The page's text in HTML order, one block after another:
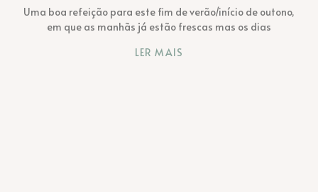
Uma boa refeição para este fim de verão/início de outono,
em que as manhãs já estão frescas mas os dias
LER MAIS